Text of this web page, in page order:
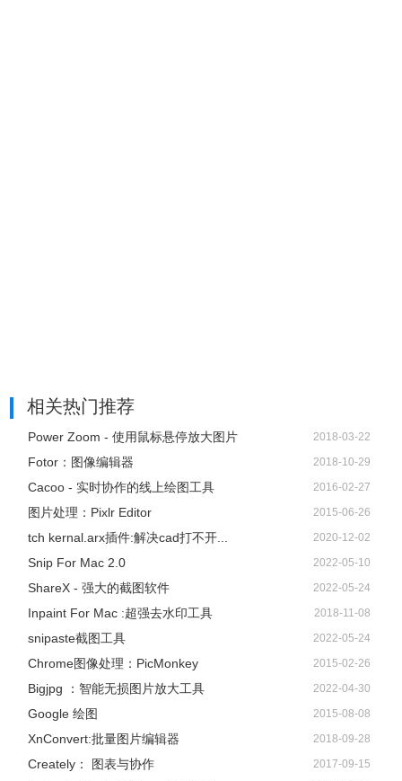
相关热门推荐
Power Zoom - 使用鼠标悬停放大图片 2018-03-22
Fotor：图像编辑器 2018-10-29
Cacoo - 实时协作的线上绘图工具 2016-02-27
图片处理：Pixlr Editor 2015-06-26
tch kernal.arx插件:解决cad打不开... 2020-12-02
Snip For Mac 2.0 2022-05-10
ShareX - 强大的截图软件 2022-05-24
Inpaint For Mac :超强去水印工具 2018-11-08
snipaste截图工具 2022-05-24
Chrome图像处理：PicMonkey 2015-02-26
Bigjpg ：智能无损图片放大工具 2022-04-30
Google 绘图 2015-08-08
XnConvert:批量图片编辑器 2018-09-28
Creately： 图表与协作 2017-09-15